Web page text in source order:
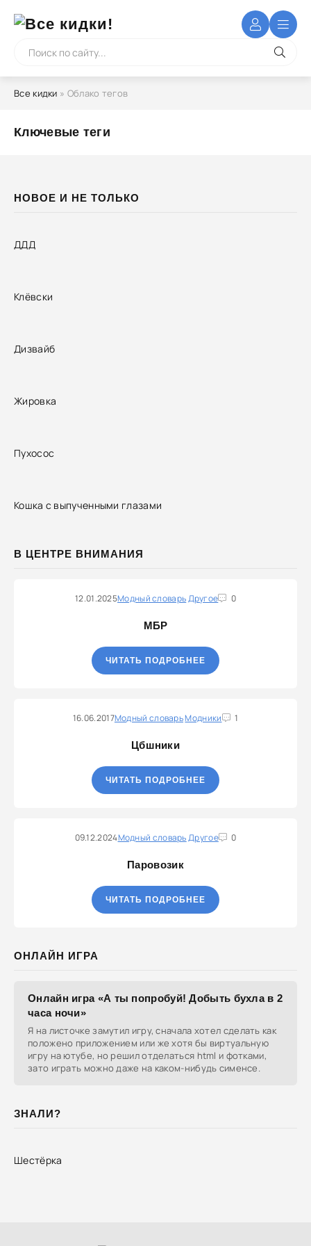
НОВОЕ И НЕ ТОЛЬКО
ДДД
Клёвски
Дизвайб
Жировка
Пухосос
Кошка с выпученными глазами
В ЦЕНТРЕ ВНИМАНИЯ
12.01.2025Модный словарьДругое 0
МБР
ЧИТАТЬ ПОДРОБНЕЕ
16.06.2017Модный словарьМодники 1
Цбшники
ЧИТАТЬ ПОДРОБНЕЕ
09.12.2024Модный словарьДругое 0
Паровозик
ЧИТАТЬ ПОДРОБНЕЕ
ОНЛАЙН ИГРА
Онлайн игра «А ты попробуй! Добыть бухла в 2
часа ночи»
Я на листочке замутил игру, сначала хотел сделать как
положено приложением или же хотя бы виртуальную
игру на ютубе, но решил отделаться html и фотками,
зато играть можно даже на каком-нибудь сименсе.
Все кидки » Облако тегов
Ключевые теги
ЗНАЛИ?
Шестёрка